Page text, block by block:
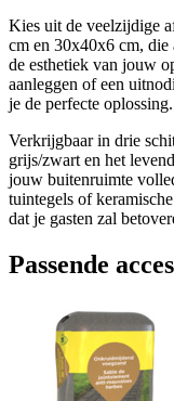
Kies uit de veelzijdige
cm en 30x40x6 cm, die
de esthetiek van jouw
aanleggen of een
je de perfecte oplossing.
Verkrijgbaar in drie
grijs/zwart en het
jouw buitenruimte
tuintegels of
dat je gasten zal
Passende